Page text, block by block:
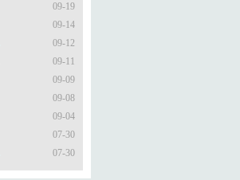
09-19
09-14
09-12
09-11
09-09
09-08
09-04
07-30
07-30